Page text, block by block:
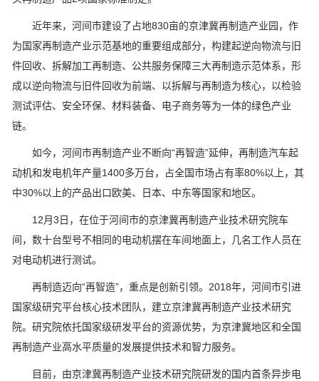
近年来，河间市建设了占地830亩的京津冀再制造产业园，作
为国家再制造产业示范基地的重要组成部分，构建起逆向物流与旧
件回收、拆解加工再制造、公共服务保障三大再制造示范体系，形
成以逆向物流与旧件回收为前端、以拆解与再制造为核心，以检验
测试评估、安全环保、材料装备、电子商务等为一体的绿色产业
链。
如今，河间市再制造产业不断向“再智造”延伸，再制造汽车起
动机和发电机年产量1400多万台，占全国市场占有率80%以上，其
中30%以上的产品出口欧美、日本、中东等国家和地区。
12月3日，在位于河间市的京津冀再制造产业技术研究院车
间，数十台型号不相同的电动机摆在车间地面上，几名工作人员在
对电动机进行测试。
再制造迈向“再智造”，重点是创新引领。2018年，河间市引进
国家级研究平台核心技术团队，建立京津冀再制造产业技术研究
院。研究院依托国家级研发平台的资源优势，为京津冀地区和全国
再制造产业高水平质量的发展提供技术和智力服务。
目前，由京津冀再制造产业技术研究院研发的国内首条异步电